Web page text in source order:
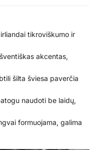
tikroviškumo ir
akcentas,
šilta šviesa paverčia
naudoti be laidų,
formuojama, galima